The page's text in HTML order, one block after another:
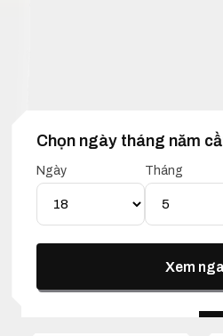
Chọn ngày tháng năm
Ngày Tháng
Xem
1. Xem ngày tốt xấu 18
Lịch Vạn Niên
Năm
Lịch dương